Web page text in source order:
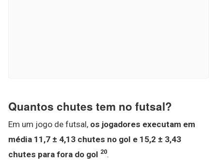
Quantos chutes tem no futsal?
Em um jogo de futsal, os jogadores executam em
média 11,7 ± 4,13 chutes no gol e 15,2 ± 3,43
chutes para fora do gol 20.